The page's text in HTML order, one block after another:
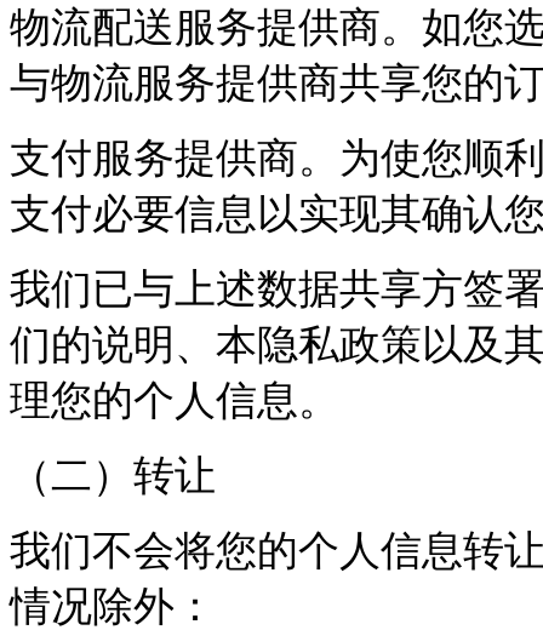
物流配送服务提供商。如您
与物流服务提供商共享您的
支付服务提供商。为使您顺
支付必要信息以实现其确认
我们已与上述数据共享方签
们的说明、本隐私政策以及
理您的个人信息。
（二）转让
我们不会将您的个人信息转
情况除外：